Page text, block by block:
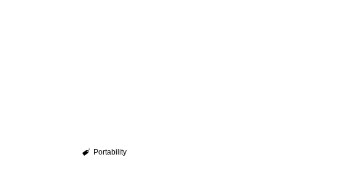
Portability